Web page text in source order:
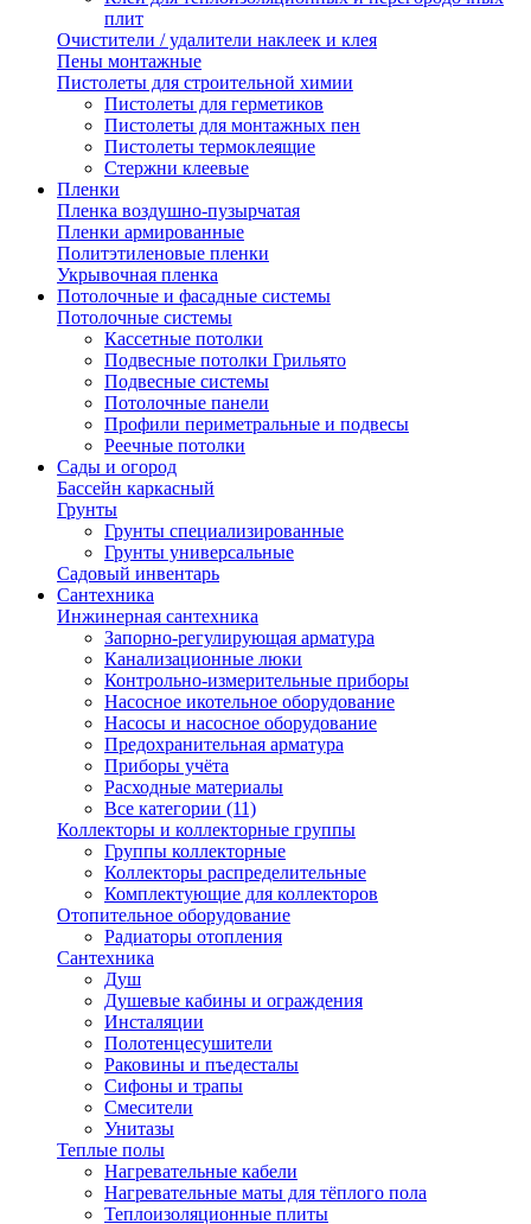
плит
Очистители / удалители наклеек и клея
Пены монтажные
Пистолеты для строительной химии
Пистолеты для герметиков
Пистолеты для монтажных пен
Пистолеты термоклеящие
Стержни клеевые
Пленки
Пленка воздушно-пузырчатая
Пленки армированные
Политэтиленовые пленки
Укрывочная пленка
Потолочные и фасадные системы
Потолочные системы
Кассетные потолки
Подвесные потолки Грильято
Подвесные системы
Потолочные панели
Профили периметральные и подвесы
Реечные потолки
Сады и огород
Бассейн каркасный
Грунты
Грунты специализированные
Грунты универсальные
Садовый инвентарь
Сантехника
Инжинерная сантехника
Запорно-регулирующая арматура
Канализационные люки
Контрольно-измерительные приборы
Насосное икотельное оборудование
Насосы и насосное оборудование
Предохранительная арматура
Приборы учёта
Расходные материалы
Все категории (11)
Коллекторы и коллекторные группы
Группы коллекторные
Коллекторы распределительные
Комплектующие для коллекторов
Отопительное оборудование
Радиаторы отопления
Сантехника
Душ
Душевые кабины и ограждения
Инсталяции
Полотенцесушители
Раковины и пъедесталы
Сифоны и трапы
Смесители
Унитазы
Теплые полы
Нагревательные кабели
Нагревательные маты для тёплого пола
Теплоизоляционные плиты